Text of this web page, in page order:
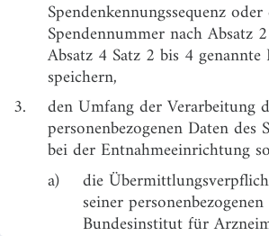
Aufgaben des Bundesinstituts
Medizinprodukte im
Samenspenderregister
§ 8
Speicherung und Löschung der
Samenspenderregisterdaten
Zweckbindung bei
Voraussetzungen und
Auskunftserteilung
Spendenkennungssequenz
Spendennummer nach Absatz
Absatz 4 Satz 2 bis 4
speichern,
3.
den Umfang der Verarbeitung
personenbezogenen Daten des
bei der Entnahmeeinrichtung
a)
die
seiner
Bundesinstitut für